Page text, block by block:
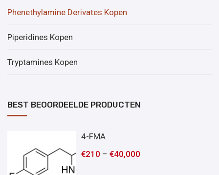
Phenethylamine Derivates Kopen
Piperidines Kopen
Tryptamines Kopen
BEST BEOORDEELDE PRODUCTEN
4-FMA
€210 –€40,000